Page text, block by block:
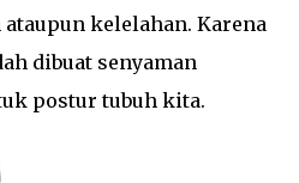
kelelahan. Karena
dibuat senyaman
postur tubuh kita.